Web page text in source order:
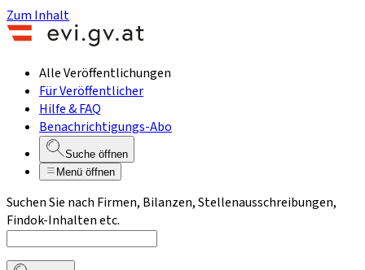
Zum Inhalt
Alle Veröffentlichungen
Für Veröffentlicher
Hilfe & FAQ
Benachrichtigungs-Abo
Suche öffnen
Menü öffnen
Suchen Sie nach Firmen, Bilanzen, Stellenausschreibungen,
Findok-Inhalten etc.